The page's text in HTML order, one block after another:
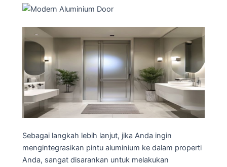
Sebagai langkah lebih lanjut, jika Anda ingin
mengintegrasikan pintu aluminium ke dalam properti
Anda, sangat disarankan untuk melakukan